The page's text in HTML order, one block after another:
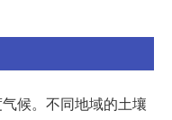
候。不同地域的土壤